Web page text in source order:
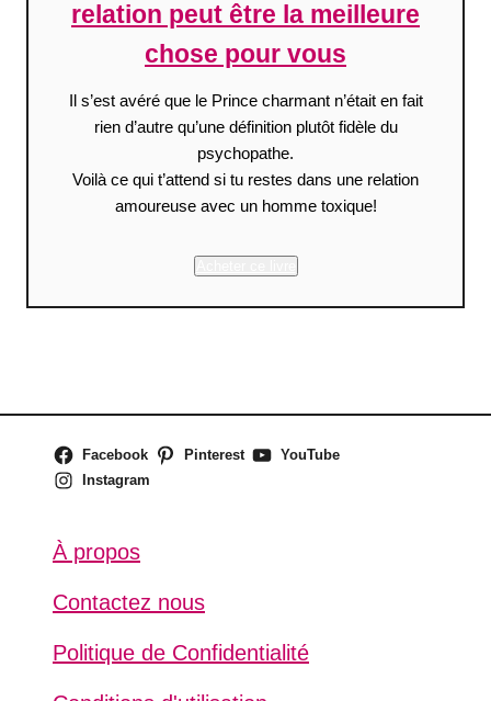
relation peut être la meilleure
chose pour vous
Il s’est avéré que le Prince charmant n’était en fait
rien d’autre qu’une définition plutôt fidèle du
psychopathe.
Voilà ce qui t’attend si tu restes dans une relation
amoureuse avec un homme toxique!
Facebook Pinterest
YouTube
Instagram
À propos
Contactez nous
Politique de Confidentialité